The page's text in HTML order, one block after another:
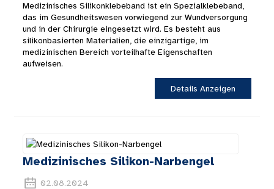
Medizinisches Silikonklebeband ist ein Spezialklebeband,
das im Gesundheitswesen vorwiegend zur Wundversorgung
und in der Chirurgie eingesetzt wird. Es besteht aus
silikonbasierten Materialien, die einzigartige, im
medizinischen Bereich vorteilhafte Eigenschaften
aufweisen.
Details Anzeigen
Medizinisches Silikon-Narbengel
02.08.2024